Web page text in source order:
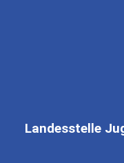
Landesstelle